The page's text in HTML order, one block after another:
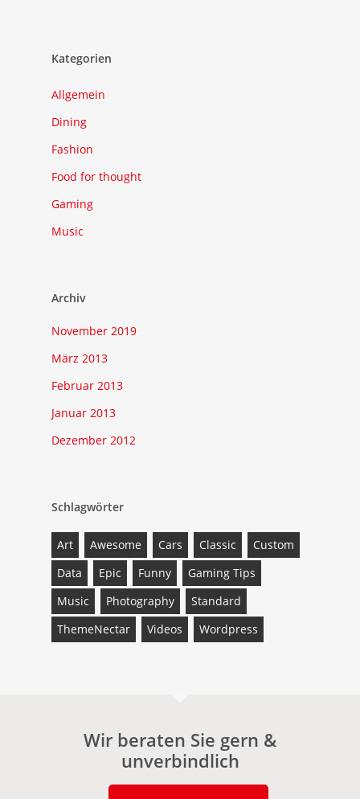
Kategorien
Allgemein
Dining
Fashion
Food for thought
Gaming
Music
Archiv
November 2019
März 2013
Februar 2013
Januar 2013
Dezember 2012
Schlagwörter
Art Awesome Cars Classic
Custom
Data
Epic Funny
Gaming Tips
Music
Photography
Standard
ThemeNectar
Videos Wordpress
Wir beraten Sie gern &
unverbindlich